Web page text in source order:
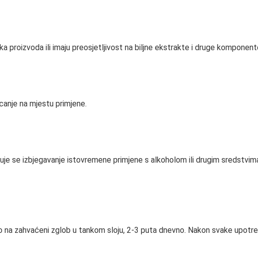
proizvoda ili imaju preosjetljivost na biljne ekstrakte i druge
na mjestu primjene.
se izbjegavanje istovremene primjene s alkoholom ili drugim
zahvaćeni zglob u tankom sloju, 2-3 puta dnevno. Nakon svake